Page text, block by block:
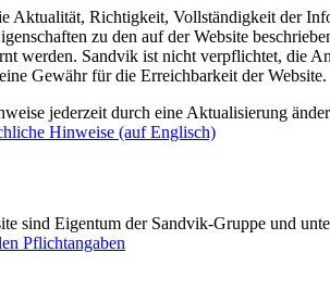
Aktualität, Richtigkeit, Vollständigkeit der
zu den auf der Website
werden. Sandvik ist nicht verpflichtet, die
Gewähr für die Erreichbarkeit der Website.
jederzeit durch eine Aktualisierung
Hinweise (auf Englisch)
sind Eigentum der Sandvik-Gruppe und
Pflichtangaben